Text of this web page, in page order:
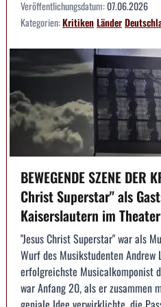
Veröffentlichungsdatum:07.06.2026
Kategorien:KritikenLänder
BEWEGENDE SZENE DER
Christ Superstar" als
Kaiserslautern im Theater
"Jesus Christ Superstar" war als
Wurf des Musikstudenten Andrew
erfolgreichste Musicalkomponist
war Anfang 20, als er zusammen